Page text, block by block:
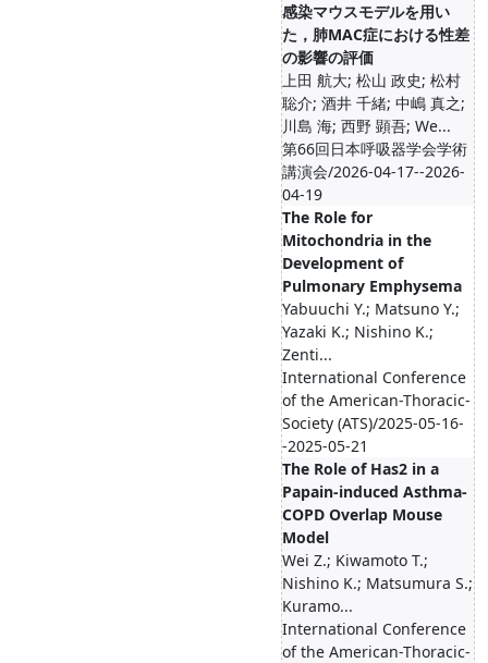
感染マウスモデルを用い
た，肺MAC症における性差
の影響の評価
上田 航大; 松山 政史; 松村
聡介; 酒井 千緒; 中嶋 真之;
川島 海; 西野 顕吾; We...
第66回日本呼吸器学会学術
講演会/2026-04-17--2026-
04-19
The Role for
Mitochondria in the
Development of
Pulmonary Emphysema
Yabuuchi Y.; Matsuno Y.;
Yazaki K.; Nishino K.;
Zenti...
International Conference
of the American-Thoracic-
Society (ATS)/2025-05-16-
-2025-05-21
The Role of Has2 in a
Papain-induced Asthma-
COPD Overlap Mouse
Model
Wei Z.; Kiwamoto T.;
Nishino K.; Matsumura S.;
Kuramo...
International Conference
of the American-Thoracic-